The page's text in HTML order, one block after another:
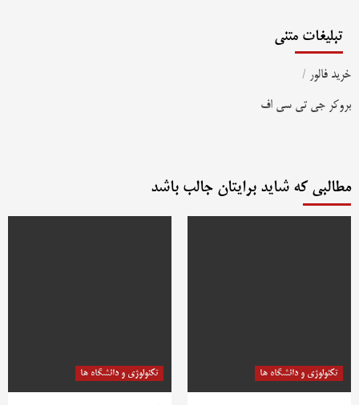
تبلیغات متنی
خرید فالور /
بروکر جی تی سی اف
مطالبی که شاید برایتان جالب باشد
تکنولوژی و دانشگاه ها تکنولوژی و دانشگاه ها